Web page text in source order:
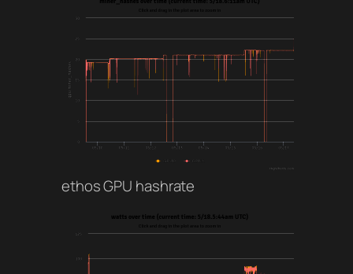
ethos GPU hashrate